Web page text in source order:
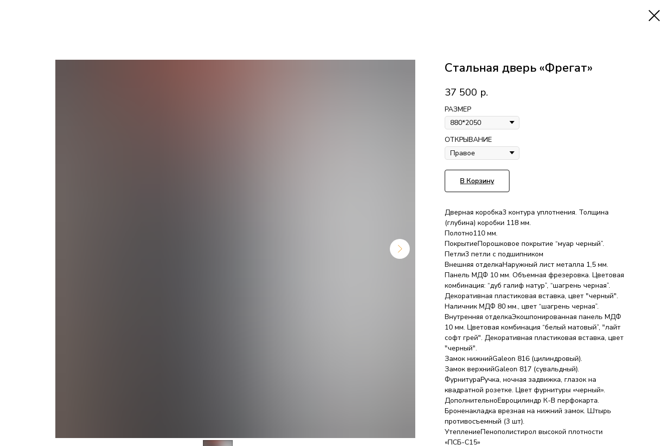
Стальная дверь «Фрегат»
37 500 р.
РАЗМЕР
ОТКРЫВАНИЕ
В Корзину
Дверная коробка3 контура уплотнения. Толщина
(глубина) коробки 118 мм.
Полотно110 мм.
ПокрытиеПорошковое покрытие “муар черный”.
Петли3 петли с подшипником
Внешняя отделкаНаружный лист металла 1,5 мм.
Панель МДФ 10 мм. Объемная фрезеровка. Цветовая
комбинация: “дуб галиф натур”, “шагрень черная”.
Декоративная пластиковая вставка, цвет "черный".
Наличник МДФ 80 мм., цвет “шагрень черная”.
Внутренняя отделкаЭкошпонированная панель МДФ
10 мм. Цветовая комбинация “белый матовый”, "лайт
софт грей". Декоративная пластиковая вставка, цвет
"черный".
Замок нижнийGaleon 816 (цилиндровый).
Замок верхнийGaleon 817 (сувальдный).
ФурнитураРучка, ночная задвижка, глазок на
квадратной розетке. Цвет фурнитуры «черный».
ДополнительноЕвроцилиндр К-В перфокарта.
Броненакладка врезная на нижний замок. Штырь
противосъемный (3 шт).
УтеплениеПенополистирол высокой плотности
«ПСБ-С15»